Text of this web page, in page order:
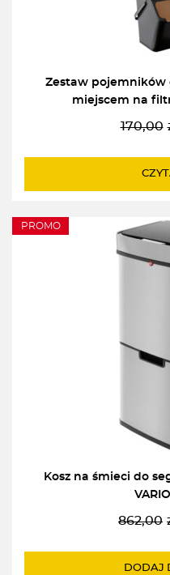
Zestaw pojemników
miejscem na
170,00
PROMO
Kosz na śmieci do
862,00
DODAJ